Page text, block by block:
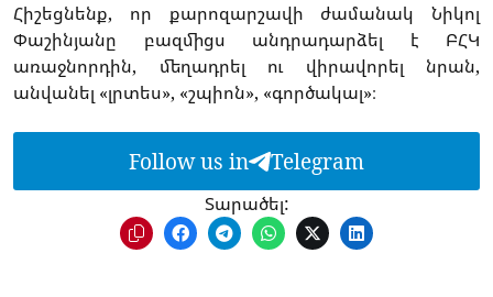
Հիշեցնենք, որ քարոզարշավի ժամանակ Նիկոլ
Փաշինյանը բազմիցս անդրադարձել է ԲՀԿ
առաջնորդին, մեղադրել ու վիրավորել նրան,
անվանել «լրտես», «շպիոն», «գործակալ»։
Follow us in Telegram
Տարածել: